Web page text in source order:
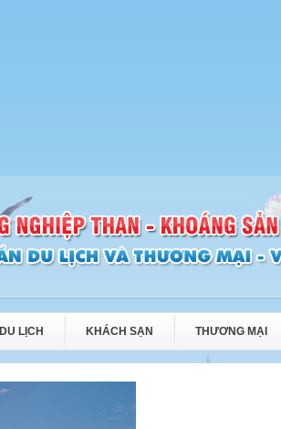
DU LỊCH KHÁCH SẠN THƯƠNG MẠI